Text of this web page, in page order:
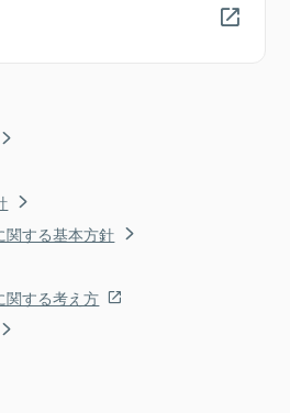
関する基本方針
関する考え方